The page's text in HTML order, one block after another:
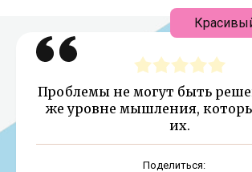
Проблемы не могут быть
же уровне мышления,
их.
Поделиться: